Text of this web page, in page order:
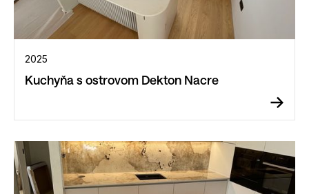
2025
Kuchyňa s ostrovom Dekton Nacre